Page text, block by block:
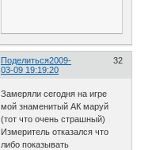
Поделиться 32
2009-
03-09 19:19:20
Замеряли сегодня на игре
мой знаменитый АК маруй
(тот что очень страшный)
Измеритель отказался что
либо показывать